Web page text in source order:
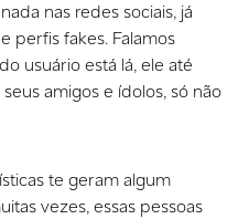
nas redes sociais, já
perfis fakes. Falamos
usuário está lá, ele até
amigos e ídolos, só não
te geram algum
vezes, essas pessoas